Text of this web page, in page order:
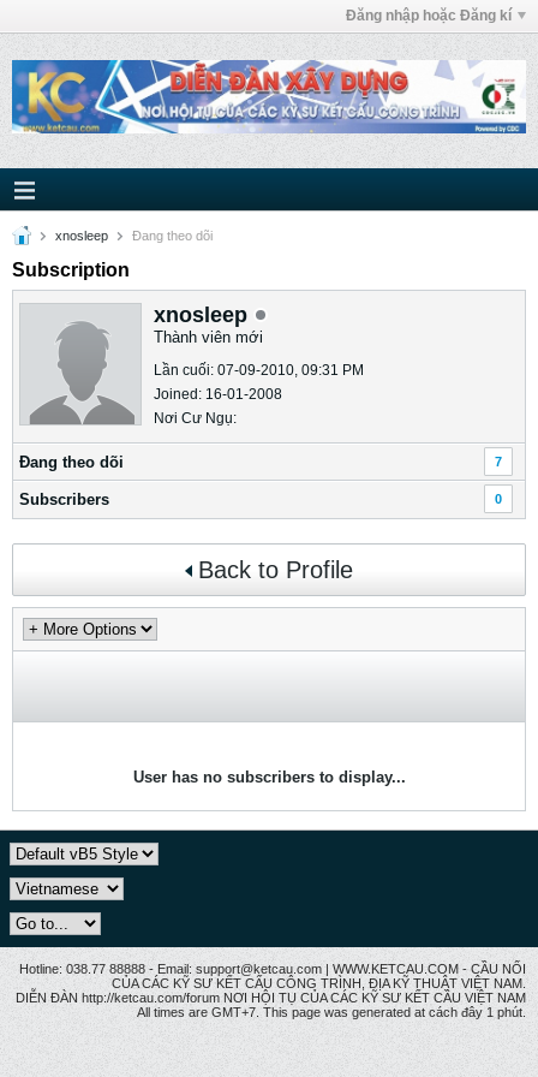
Đăng nhập hoặc Đăng kí
xnosleep Ðang theo dõi
Subscription
xnosleep
Thành viên mới
Lần cuối: 07-09-2010, 09:31 PM
Joined: 16-01-2008
Nơi Cư Ngụ:
Ðang theo dõi 7
Subscribers 0
Back to Profile
User has no subscribers to display...
Hotline: 038.77 88888 - Email: support@ketcau.com | WWW.KETCAU.COM - CẦU NỐI
CỦA CÁC KỸ SƯ KẾT CẤU CÔNG TRÌNH, ĐỊA KỸ THUẬT VIỆT NAM.
DIỄN ĐÀN http://ketcau.com/forum NƠI HỘI TỤ CỦA CÁC KỸ SƯ KẾT CÂU VIỆT NAM
All times are GMT+7. This page was generated at cách đây 1 phút.